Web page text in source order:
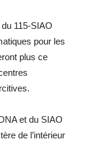
115-SIAO
pour les
plus ce
et du SIAO
de l’intérieur